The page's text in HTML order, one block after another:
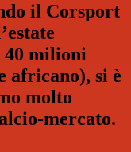
il Corsport
40 milioni
africano), si è
molto
mercato.